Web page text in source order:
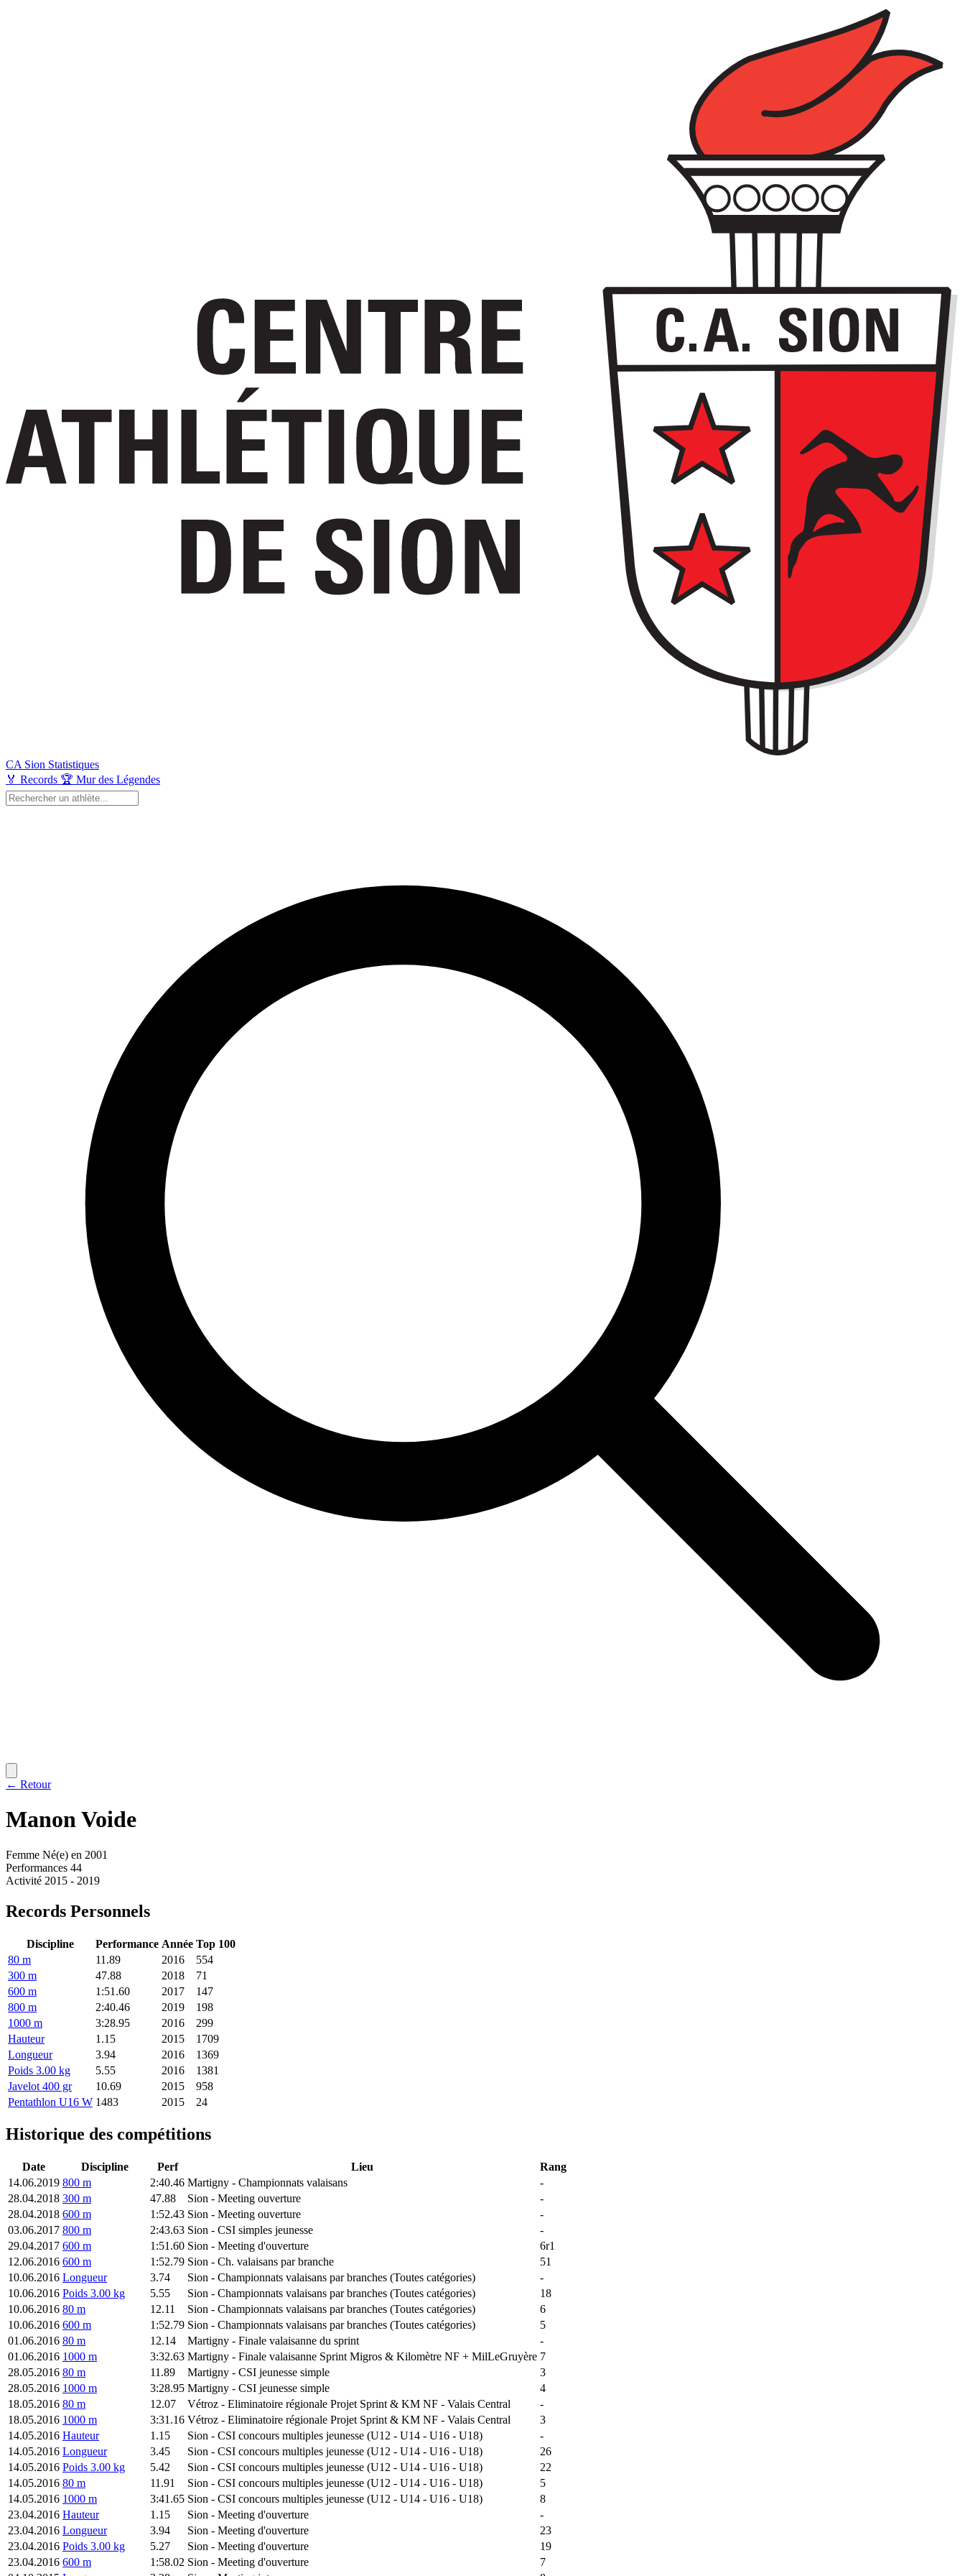
CA Sion Statistiques
🏅 Records 🏆 Mur des Légendes
← Retour
ManonVoide
Femme Né(e) en 2001
Performances 44
Activité 2015 - 2019
Records Personnels
Discipline Performance Année Top 100
80 m
11.89 2016
554
300 m
47.88 2018
71
600 m
1:51.60 2017
147
800 m
2:40.46 2019
198
1000 m
3:28.95 2016
299
Hauteur
1.15 2015
1709
Longueur
3.94 2016
1369
Poids 3.00 kg
5.55 2016
1381
Javelot 400 gr
10.69 2015
958
Pentathlon U16 W 1483 2015 24
Historique des compétitions
Date Discipline Perf Lieu
Rang
14.06.2019 800 m 2:40.46 Martigny - Championnats valaisans
-
28.04.2018 300 m 47.88 Sion - Meeting ouverture
-
28.04.2018 600 m 1:52.43 Sion - Meeting ouverture
-
03.06.2017 800 m 2:43.63 Sion - CSI simples jeunesse
-
29.04.2017 600 m 1:51.60 Sion - Meeting d'ouverture
6r1
12.06.2016 600 m 1:52.79 Sion - Ch. valaisans par branche
51
10.06.2016 Longueur 3.74 Sion - Championnats valaisans par branches (Toutes catégories)
-
10.06.2016 Poids 3.00 kg 5.55 Sion - Championnats valaisans par branches (Toutes catégories)
18
10.06.2016 80 m 12.11 Sion - Championnats valaisans par branches (Toutes catégories)
6
10.06.2016 600 m 1:52.79 Sion - Championnats valaisans par branches (Toutes catégories)
5
01.06.2016 80 m 12.14 Martigny - Finale valaisanne du sprint
-
01.06.2016 1000 m 3:32.63 Martigny - Finale valaisanne Sprint Migros & Kilomètre NF + MilLeGruyère 7
28.05.2016 80 m 11.89 Martigny - CSI jeunesse simple
3
28.05.2016 1000 m 3:28.95 Martigny - CSI jeunesse simple
4
18.05.2016 80 m 12.07 Vétroz - Eliminatoire régionale Projet Sprint & KM NF - Valais Central
-
18.05.2016 1000 m 3:31.16 Vétroz - Eliminatoire régionale Projet Sprint & KM NF - Valais Central
3
14.05.2016 Hauteur 1.15 Sion - CSI concours multiples jeunesse (U12 - U14 - U16 - U18)
-
14.05.2016 Longueur 3.45 Sion - CSI concours multiples jeunesse (U12 - U14 - U16 - U18)
26
14.05.2016 Poids 3.00 kg 5.42 Sion - CSI concours multiples jeunesse (U12 - U14 - U16 - U18)
22
14.05.2016 80 m 11.91 Sion - CSI concours multiples jeunesse (U12 - U14 - U16 - U18)
5
14.05.2016 1000 m 3:41.65 Sion - CSI concours multiples jeunesse (U12 - U14 - U16 - U18)
8
23.04.2016 Hauteur 1.15 Sion - Meeting d'ouverture
-
23.04.2016 Longueur 3.94 Sion - Meeting d'ouverture
23
23.04.2016 Poids 3.00 kg 5.27 Sion - Meeting d'ouverture
19
23.04.2016 600 m 1:58.02 Sion - Meeting d'ouverture
7